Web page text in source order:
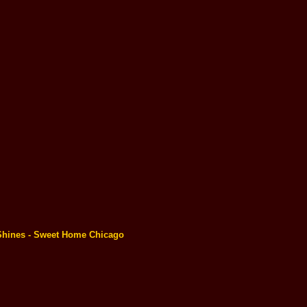
- Sweet Home Chicago